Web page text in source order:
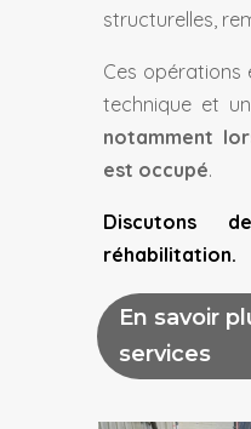
structurelles,
Ces opérations
technique et
notamment
est occupé.
Discutons
réhabilitation.
En savoir
services